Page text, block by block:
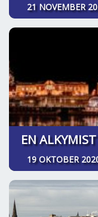
21 NOVEMBER
19 OKTOBER